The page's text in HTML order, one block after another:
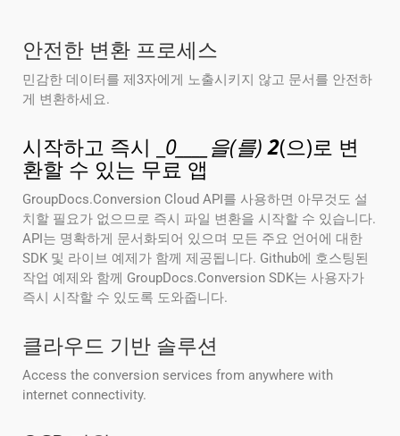
안전한 변환 프로세스
민감한 데이터를 제3자에게 노출시키지 않고 문서를 안전하
게 변환하세요.
시작하고 즉시 _ 0____을(를)2(으)로 변
환할 수 있는 무료 앱
GroupDocs.Conversion Cloud API를 사용하면 아무것도 설
치할 필요가 없으므로 즉시 파일 변환을 시작할 수 있습니다.
API는 명확하게 문서화되어 있으며 모든 주요 언어에 대한
SDK 및 라이브 예제가 함께 제공됩니다. Github에 호스팅된
작업 예제와 함께 GroupDocs.Conversion SDK는 사용자가
즉시 시작할 수 있도록 도와줍니다.
클라우드 기반 솔루션
Access the conversion services from anywhere with
internet connectivity.